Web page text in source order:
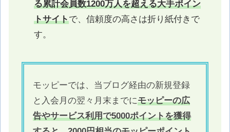
る累計会員数1200万人を超える大手ポイン
トサイトで、信頼度の高さは折り紙付きで
す。
モッピーでは、当ブログ経由の新規登録
と入会月の翌々月末までにモッピーの広
告やサービス利用で5000ポイントを獲得